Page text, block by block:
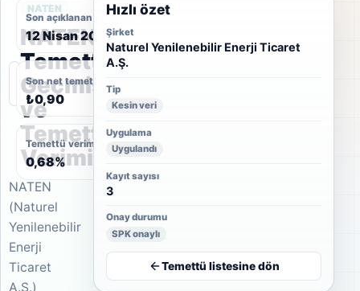
NATEN
NATEN
Temettü
Geçmişi
ve
Temettü
Verimi
NATEN
(Naturel
Yenilenebilir
Enerji
Ticaret
A.Ş.)
Son açıklanan temettü tarihi
12 Nisan 2023
Son net temettü
₺0,90
Temettü verimi
0,68%
Hızlı özet
Şirket
Naturel Yenilenebilir Enerji Ticaret
A.Ş.
Tip
Kesin veri
Uygulama
Uygulandı
Kayıt sayısı
3
Onay durumu
SPK onaylı
Temettü listesine dön